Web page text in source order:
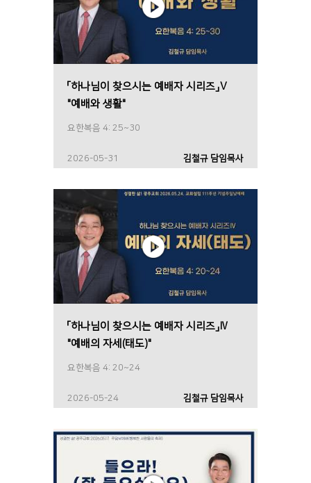
「하나님이 찾으시는 예배자 시리즈」Ⅴ
"예배와 생활"
요한복음 4: 25~30
2026-05-31 김철규 담임목사
「하나님이 찾으시는 예배자 시리즈」Ⅳ
"예배의 자세(태도)"
요한복음 4: 20~24
2026-05-24 김철규 담임목사